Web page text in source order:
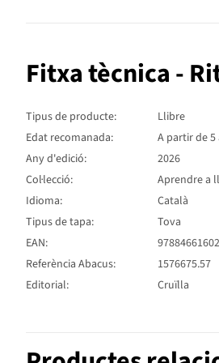
Fitxa tècnica -
Tipus de producte:
Llibre
Edat recomanada:
A partir de 5
Any d'edició:
2026
Col·lecció:
Aprendre a
Idioma:
Català
Tipus de tapa:
Tova
EAN:
Referència Abacus:
1576675.57
Editorial:
Cruïlla